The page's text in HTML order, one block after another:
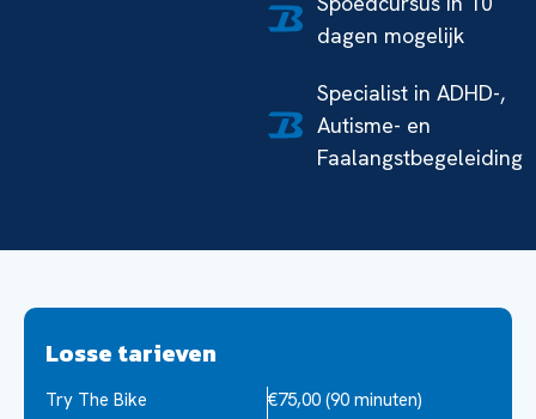
dagen mogelijk
Specialist in ADHD-,
Autisme- en
Faalangstbegeleiding
Het
Losse tarieven
Try The Bike €75,00 (90 minuten)